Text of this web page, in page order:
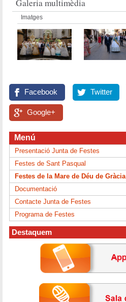
Galeria multimèdia
Imatges
Facebook Twitter
Google+
Menú
Presentació Junta de Festes
Festes de Sant Pasqual
Festes de la Mare de Déu de Gràcia
Documentació
Contacte Junta de Festes
Programa de Festes
Destaquem